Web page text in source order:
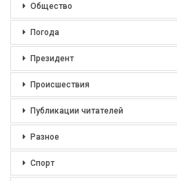
Общество
Погода
Президент
Происшествия
Публикации читателей
Разное
Спорт